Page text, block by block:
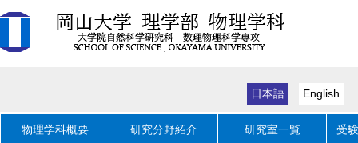
日本語 English
物理学科概要 研究分野紹介 研究室一覧 受